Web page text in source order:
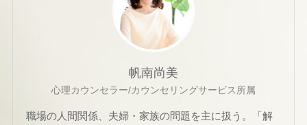
帆南尚美
心理カウンセラー/カウンセリングサービス所属
職場の人間関係、夫婦・家族の問題を主に扱う。「解